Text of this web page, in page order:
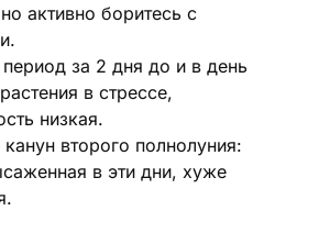
активно боритесь с
период за 2 дня до и в день
в стрессе,
низкая.
канун второго полнолуния:
в эти дни, хуже